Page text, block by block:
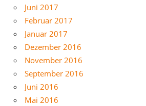
Juni 2017
Februar 2017
Januar 2017
Dezember 2016
November 2016
September 2016
Juni 2016
Mai 2016